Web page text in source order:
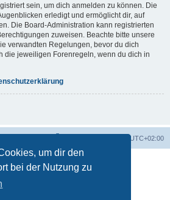
um dir den
bei der Nutzung zu
sein, um dich anmelden zu können. Die
erledigt und ermöglicht dir, auf
Die Board-Administration kann registrierten
zuweisen. Beachte bitte unsere
verwandten Regelungen, bevor du dich
die jeweiligen Forenregeln, wenn du dich in
UTC+02:00